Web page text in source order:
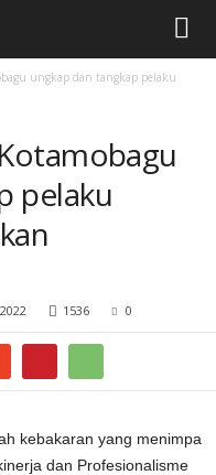
ungkap dan tangkap pelaku
pelaku
1536 0
kebakaran yang menimpa
dan Profesionalisme